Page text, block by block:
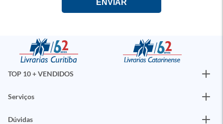
TOP 10 + VENDIDOS
Serviços
Dúvidas